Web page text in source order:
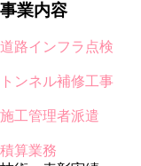
事業内容
道路インフラ点検
トンネル補修工事
施工管理者派遣
積算業務